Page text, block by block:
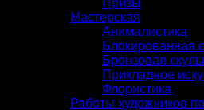
Мастерская
Анималистика
Блокированная
Бронзовая
Прикладное
Флористика
Работы художников